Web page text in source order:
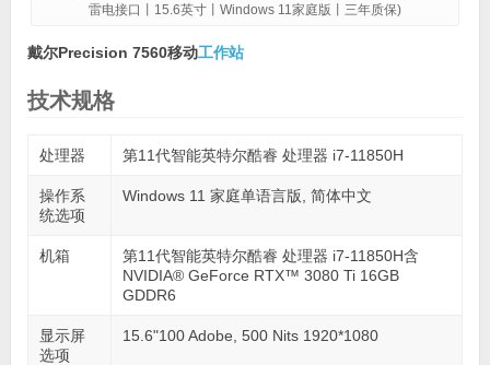
雷电接口丨15.6英寸丨Windows 11家庭版丨三年质保)
戴尔Precision 7560移动工作站
技术规格
处理器 第11代智能英特尔酷睿 处理器 i7-11850H
操作系
统选项
Windows 11 家庭单语言版, 简体中文
机箱
第11代智能英特尔酷睿 处理器 i7-11850H含
NVIDIA® GeForce RTX™ 3080 Ti 16GB
GDDR6
显示屏
选项
15.6"100 Adobe, 500 Nits 1920*1080